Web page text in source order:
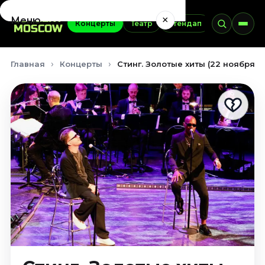
Концерты Театр Стендап Выставки
Меню ×
Сентябрь 2026
Октябрь 2026
Ноябрь 2026
Декабрь 2026
Январь 2027
Театр
Август 2026
Сентябрь 2026
Октябрь 2026
Ноябрь 2026
Главная Концерты Стинг. Золотые хиты (22 ноября